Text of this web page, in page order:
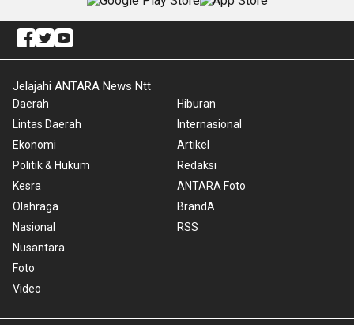
Jelajahi ANTARA News Ntt
Daerah
Lintas Daerah
Ekonomi
Politik & Hukum
Kesra
Olahraga
Nasional
Nusantara
Foto
Video
Hiburan
Internasional
Artikel
Redaksi
ANTARA Foto
BrandA
RSS